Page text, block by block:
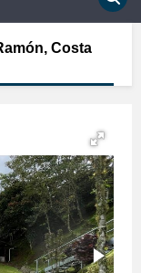
Costa